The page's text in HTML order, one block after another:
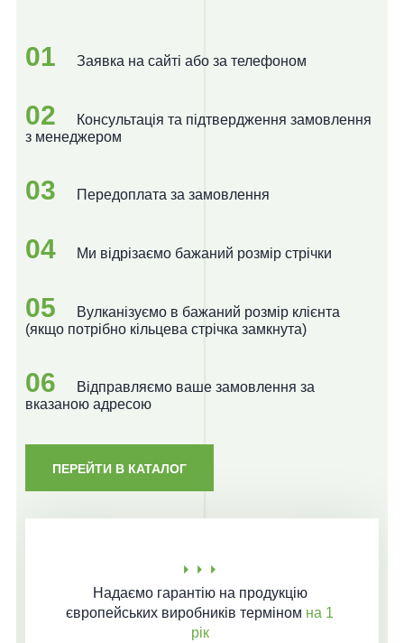
01 Заявка на сайті або за телефоном
02
Консультація та підтвердження замовлення
з менеджером
03 Передоплата за замовлення
04 Ми відрізаємо бажаний розмір стрічки
05
Вулканізуємо в бажаний розмір клієнта
(якщо потрібно кільцева стрічка замкнута)
06
Відправляємо ваше замовлення за
вказаною адресою
ПЕРЕЙТИ В КАТАЛОГ
Надаємо гарантіюна продукцію
європейських виробників терміном на 1
рік